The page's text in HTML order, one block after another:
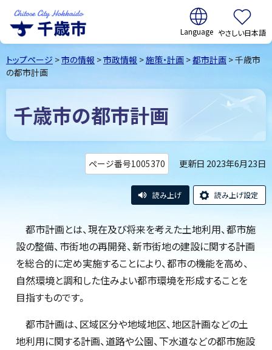
千歳市Chitose
City Hokkaido
翻訳:
やさしい日本語
トップページ >市の情報 >市政情報 >施策・計画 >都市計画 > 千歳市
の都市計画
千歳市の都市計画
ページ番号1005370 更新日 2023年6月23日
読み上げ 読み上げ設定
都市計画とは、現在及び将来を考えた土地利用、都市施
設の整備、市街地の再開発、新市街地の建設に関する計画
を総合的に定め実施することにより、都市の機能を高め、
自然環境と調和した住みよい都市環境を形成することを
目指すものです。
都市計画は、区域区分や地域地区、地区計画などの土
地利用に関する計画、道路や公園、下水道などの都市施設